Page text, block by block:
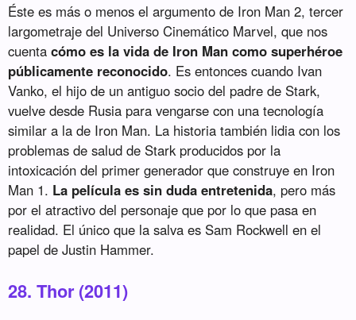
Éste es más o menos el argumento de Iron Man 2, tercer
largometraje del Universo Cinemático Marvel, que nos
cuentacómo es la vida de Iron Man como superhéroe
públicamente reconocido. Es entonces cuando Ivan
Vanko, el hijo de un antiguo socio del padre de Stark,
vuelve desde Rusia para vengarse con una tecnología
similar a la de Iron Man. La historia también lidia con los
problemas de salud de Stark producidos por la
intoxicación del primer generador que construye en Iron
Man 1. La película es sin duda entretenida, pero más
por el atractivo del personaje que por lo que pasa en
realidad. El único que la salva es Sam Rockwell en el
papel de Justin Hammer.
28. Thor (2011)